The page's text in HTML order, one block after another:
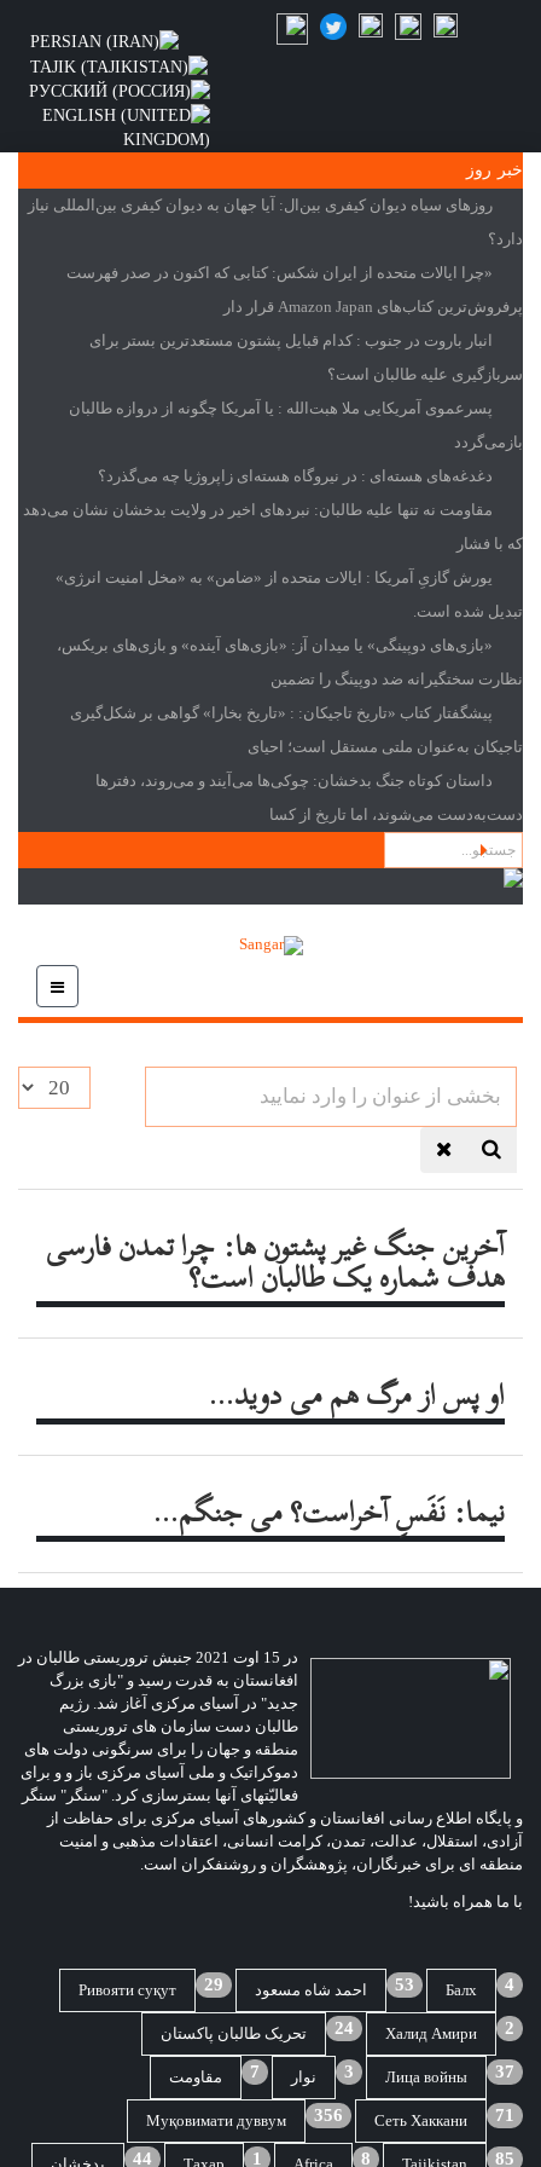
خبر روز
روزهای سیاه دیوان کیفری بین‌ال: آیا جهان به دیوان کیفری بین‌المللی نیاز
دارد؟
«چرا ایالات متحده از ایران شکس: کتابی که اکنون در صدر فهرست
پرفروش‌ترین کتاب‌های Amazon Japan قرار دار
انبار باروت در جنوب : کدام قبایل پشتون مستعدترین بستر برای
سربازگیری علیه طالبان است؟
پسرعموی آمریکایی ملا هبت‌الله : یا آمریکا چگونه از دروازه طالبان
بازمی‌گردد
دغدغه‌های هسته‌ای : در نیروگاه هسته‌ای زاپروژیا چه می‌گذرد؟
مقاومت نه تنها علیه طالبان: نبردهای اخیر در ولایت بدخشان نشان می‌دهد
که با فشار
یورش گازیِ آمریکا : ایالات متحده از «ضامن» به «مخل امنیت انرژی»
تبدیل شده است.
«بازی‌های دوپینگی» یا میدان آز : «بازی‌های آینده» و بازی‌های بریکس،
نظارت سختگیرانه ضد دوپینگ را تضمین
پیشگفتار کتاب «تاریخ تاجیکان: : «تاریخ بخارا» گواهی بر شکل‌گیری
تاجیکان به‌عنوان ملتی مستقل است؛ احیای
داستان کوتاه جنگ بدخشان: چوکی‌ها می‌آیند و می‌روند، دفترها
دست‌به‌دست می‌شوند، اما تاریخ از کسا
وارد
نمایید
نمایش
آخرین جنگ غیر پشتون ها: چرا تمدن فارسی
هدف شماره یک طالبان است؟
او پس از مرگ هم مى دويد...
نیما: نَفَسِ آخراست؟ می جنگم...
در 15 اوت 2021 جنبش تروریستی طالبان در
افغانستان به قدرت رسید و "بازی بزرگ
جدید" در آسیای مرکزی آغاز شد. رژیم
طالبان دست سازمان های تروریستی
منطقه و جهان را برای سرنگونی دولت های
دموکراتیک و ملی آسیای مرکزی باز و و برای
فعالیّتهای آنها بسترسازی کرد. "سنگر" سنگر
و پایگاه اطلاع رسانی افغانستان و کشورهای آسیای مرکزی برای حفاظت از
آزادی، استقلال، عدالت، تمدن، کرامت انسانی، اعتقادات مذهبی و امنیت
منطقه ای برای خبرنگاران، پژوهشگران و روشنفکران است.
با ما همراه باشید!
Балх 4 احمد شاه مسعود 53
Ривояти суқут 29
Халид Амири 2 تحریک طالبان پاکستان 24
Лица войны 37 نوار 3 مقاومت 7
Сеть Хаккани 71
Муқовимати дуввум 356
85
8
1
44